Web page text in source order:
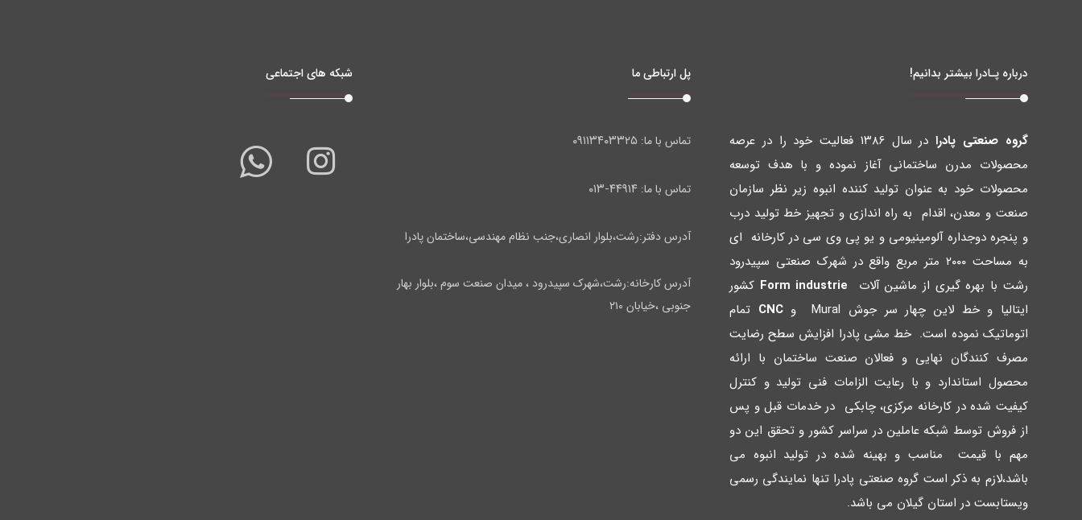
درباره پـادرا بیشتر بدانیم!
گروه صنعتی پادرا
در سال ۱۳۸۶ فعالیت خود را در عرصه
محصولات مدرن ساختمانی آغاز نموده و با هدف توسعه
محصولات خود به عنوان تولید کننده انبوه زیر نظر سازمان
صنعت و معدن، اقدام به راه اندازي و تجهیز خط تولید درب
و پنجره دوجداره آلومینیومی و یو پی وي سی در کارخانه اي
به مساحت ۲۰۰۰ متر مربع واقع در شهرك صنعتی سپیدرود
رشت با بهره گیري از ماشین آلات Form industrie کشور
ایتالیا و خط لاین چهار سر جوش Mural و
CNC تمام
اتوماتیک نموده است. خط مشی پادرا افزایش سطح رضایت
مصرف کنندگان نهایی و فعالان صنعت ساختمان با ارائه
محصول استاندارد و با رعایت الزامات فنی تولید و کنترل
کیفیت شده در کارخانه مرکزي، چابکی در خدمات قبل و پس
از فروش توسط شبکه عاملین در سراسر کشور و تحقق این دو
مهم با قیمت مناسب و بهینه شده در تولید انبوه می
باشد،لازم به ذکر است گروه صنعتی پادرا تنها نمایندگی رسمی
ویستابست در استان گیلان می باشد.
پل ارتباطی ما
تماس با ما:۰۹۱۱۳۴۰۳۳۲۵
تماس با ما: ۴۴۹۱۴-۰۱۳
آدرس دفتر:رشت،بلوار انصاری،جنب نظام مهندسی،ساختمان پادرا
آدرس کارخانه:رشت،شهرک سپیدرود ، میدان صنعت سوم ،بلوار بهار
جنوبی ،خیابان ۲۱۰
شبکه های اجتماعی